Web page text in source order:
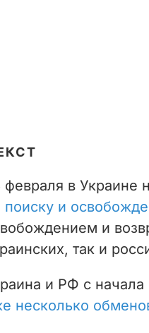
февраля в Украине
поиску и
и
так и
и РФ с
несколько